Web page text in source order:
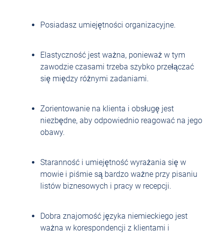
Posiadasz umiejętności organizacyjne.
Elastyczność jest ważna, ponieważ w tym
zawodzie czasami trzeba szybko przełączać
się między różnymi zadaniami.
Zorientowanie na klienta i obsługę jest
niezbędne, aby odpowiednio reagować na jego
obawy.
Staranność i umiejętność wyrażania się w
mowie i piśmie są bardzo ważne przy pisaniu
listów biznesowych i pracy w recepcji.
Dobra znajomość języka niemieckiego jest
ważna w korespondencji z klientami i